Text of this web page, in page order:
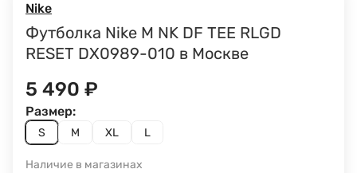
Nike
Футболка Nike M NK DF TEE RLGD
RESET DX0989-010 в Москве
5 490 ₽
S M XL L
Размер:
Наличие в магазинах